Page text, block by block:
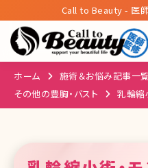
Call to Beauty - 医
ホーム 施術＆お悩み記事一覧
その他の豊胸・バスト
乳輪縮